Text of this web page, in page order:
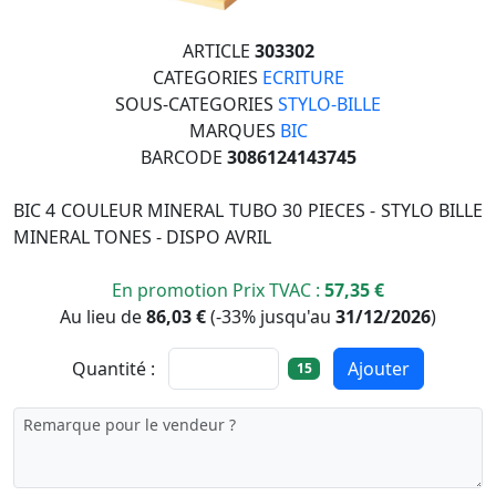
ARTICLE 303302
CATEGORIES ECRITURE
SOUS-CATEGORIES STYLO-BILLE
MARQUES BIC
BARCODE 3086124143745
BIC 4 COULEUR MINERAL TUBO 30 PIECES - STYLO BILLE
MINERAL TONES - DISPO AVRIL
En promotion Prix TVAC : 57,35 €
Au lieu de86,03 €(-33% jusqu'au 31/12/2026)
Quantité : 15 Ajouter